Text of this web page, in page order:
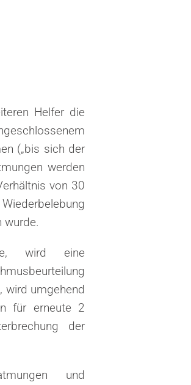
Helfer die
(„bis sich der
werden
von 30
wurde.
wird eine
wird umgehend
für erneute 2
der
und